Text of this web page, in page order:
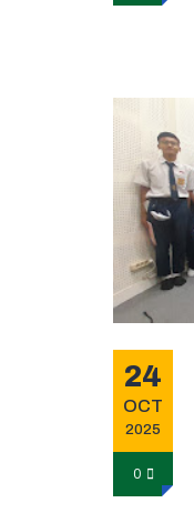
24
OCT
2025
0